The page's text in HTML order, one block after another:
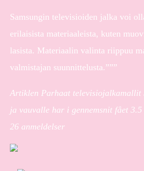
Samsungin televisioiden jalka voi
erilaisista materiaaleista, kuten
lasista. Materiaalin valinta riippuu
valmistajan suunnittelusta.”””
Artiklen Parhaat televisiojalkamallit
ja vauvalle har i gennemsnit fået 3.5
26 anmeldelser